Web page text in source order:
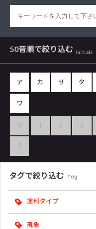
50音順で絞り込む Initials
ア カ サ タ
ワ
0 1 2 3
9
タグで絞り込む Tag
塗料タイプ
現象